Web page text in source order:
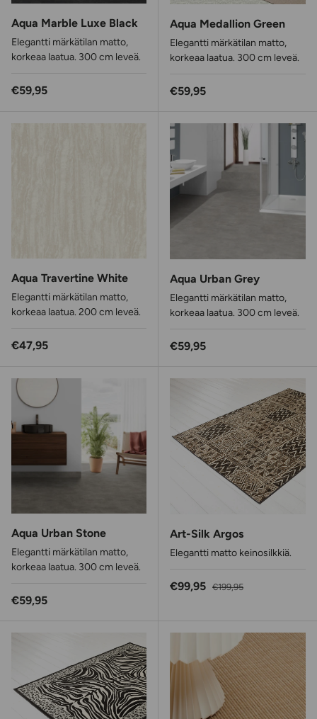
Aqua Marble Luxe Black
Elegantti märkätilan matto,
korkeaa laatua. 300 cm leveä.
Normaalihinta
€59,95
Aqua Medallion Green
Elegantti märkätilan matto,
korkeaa laatua. 300 cm leveä.
Normaalihinta
€59,95
Aqua Travertine White
Elegantti märkätilan matto,
korkeaa laatua. 200 cm leveä.
Normaalihinta
€47,95
Aqua Urban Grey
Elegantti märkätilan matto,
korkeaa laatua. 300 cm leveä.
Normaalihinta
€59,95
Aqua Urban Stone
Elegantti märkätilan matto,
korkeaa laatua. 300 cm leveä.
Normaalihinta
€59,95
Art-Silk Argos
Elegantti matto keinosilkkiä.
Alennushinta
€99,95 Normaalihinta
€199,95